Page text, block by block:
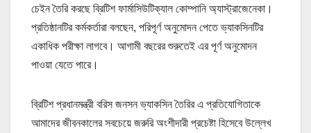
চেইন তৈরি করছে ব্রিটিশ ফার্মাসিউটিক্যাল কোম্পানি অ্যাস্ট্রাজেনেকা।
প্রতিষ্ঠানটির কর্মকর্তারা বলছেন, পরিপূর্ণ অনুমোদন পেতে ভ্যাকসিনটির
একাধিক পরীক্ষা লাগবে। আগামী বছরের শুরুতেই এর পূর্ণ অনুমোদন
পাওয়া যেতে পারে।
ব্রিটিশ প্রধানমন্ত্রী বরিস জনসন ভ্যাকসিন তৈরির এ প্রতিযোগিতাকে
আমাদের জীবনকালের সবচেয়ে জরুরি অংশীদারী প্রচেষ্টা হিসেবে উল্লেখ